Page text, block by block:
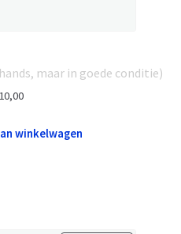
maar in goede conditie)
winkelwagen